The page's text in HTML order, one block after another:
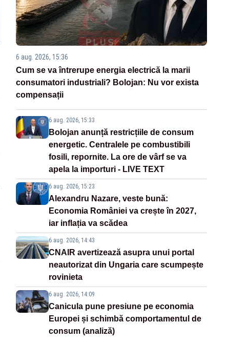
6 aug. 2026, 15:36
Cum se va întrerupe energia electrică la marii
consumatori industriali? Bolojan: Nu vor exista
compensații
6 aug. 2026, 15:33
Bolojan anunță restricțiile de consum
energetic. Centralele pe combustibili
fosili, repornite. La ore de vârf se va
apela la importuri - LIVE TEXT
6 aug. 2026, 15:23
Alexandru Nazare, veste bună:
Economia României va crește în 2027,
iar inflația va scădea
6 aug. 2026, 14:43
CNAIR avertizează asupra unui portal
neautorizat din Ungaria care scumpește
rovinieta
6 aug. 2026, 14:09
Canicula pune presiune pe economia
Europei și schimbă comportamentul de
consum (analiză)